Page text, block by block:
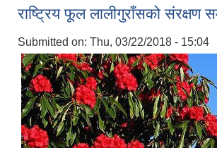
राष्ट्रिय फूल लालीगुराँसको संरक्षण
Submitted on: Thu, 03/22/2018 - 15:04